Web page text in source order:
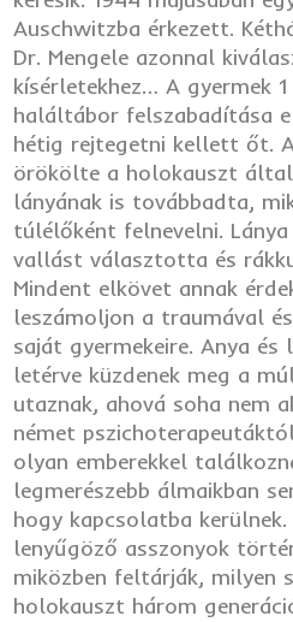
Auschwitzba érkezett.
Dr. Mengele azonnal
kísérletekhez… A gyermek
haláltábor felszabadítása
hétig rejtegetni kellett őt.
örökölte a holokauszt
lányának is továbbadta,
túlélőként felnevelni.
vallást választotta és
Mindent elkövet annak
leszámoljon a traumával
saját gyermekeire. Anya
letérve küzdenek meg a
utaznak, ahová soha nem
német
olyan emberekkel
legmerészebb álmaikban
hogy kapcsolatba
lenyűgöző asszonyok
miközben feltárják, milyen
holokauszt három